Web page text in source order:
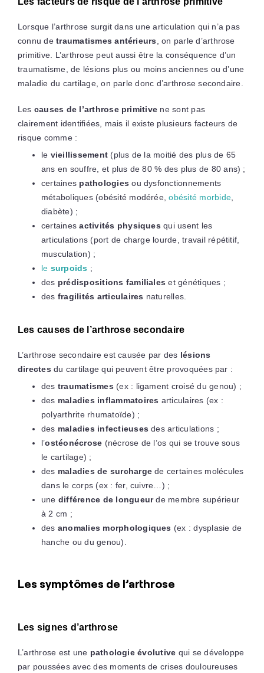
Lorsque l’arthrose surgit dans une articulation qui n’a pas
connu detraumatismes antérieurs
, on parle d’arthrose
primitive. L’arthrose peut aussi être la conséquence d’un
traumatisme, de lésions plus ou moins anciennes ou d’une
maladie du cartilage, on parle donc d’arthrose secondaire.
Les causes de l’arthrose primitive ne sont pas
clairement identifiées, mais il existe plusieurs facteurs de
risque comme :
le vieillissement (plus de la moitié des plus de 65
ans en souffre, et plus de 80 % des plus de 80 ans) ;
certaines pathologies ou dysfonctionnements
métaboliques (obésité modérée,obésité morbide
diabète) ;
certainesactivités physiques qui usent les
articulations (port de charge lourde, travail répétitif,
musculation) ;
le surpoids ;
des prédispositions familiales et génétiques ;
des fragilités articulaires naturelles.
Les causes de l’arthrose secondaire
L’arthrose secondaire est causée par des lésions
directes du cartilage qui peuvent être provoquées par :
des traumatismes (ex : ligament croisé du genou) ;
des maladies inflammatoires articulaires (ex :
polyarthrite rhumatoïde) ;
des maladies infectieuses des articulations ;
l’ostéonécrose (nécrose de l’os qui se trouve sous
le cartilage) ;
des maladies de surcharge de certaines molécules
dans le corps (ex : fer, cuivre…) ;
une différence de longueurde membre supérieur
à 2 cm ;
des anomalies morphologiques (ex : dysplasie de
hanche ou du genou).
Les symptômes de l’arthrose
Les signes d’arthrose
L’arthrose est une pathologie évolutive qui se développe
par poussées avec des moments de crises douloureuses